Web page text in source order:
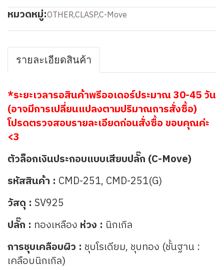
หมวดหมู่:OTHER,CLASP,C-Move
รายละเอียดสินค้า
*ระยะเวลารอสินค้าพรีออเดอร์ประมาณ 30-45 วัน
(อาจมีการเปลี่ยนแปลงตามปริมาณการสั่งซื้อ)
โปรดตรวจสอบรายละเอียดก่อนสั่งซื้อ ขอบคุณค่ะ
<3
ตัวล็อกเงินประกอบแบบเสียบปลั๊ก (C-Move)
รหัสสินค้า : CMD-251, CMD-251(G)
วัสดุ : SV925
ปลั๊ก : ทองเหลือง ห่วง : นิกเกิล
การชุบเคลือบผิว : ชุบโรเดียม, ชุบทอง (ชั้นฐาน :
เคลือบนิกเกิล)